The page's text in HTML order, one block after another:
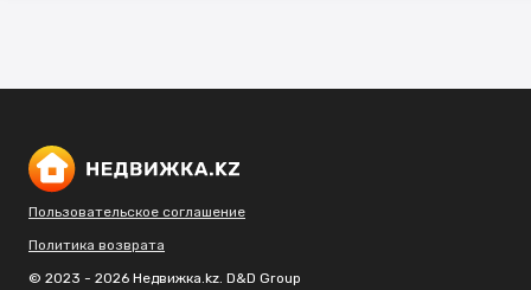
Пользовательское соглашение
Политика возврата
© 2023 - 2026 Недвижка.kz. D&D Group